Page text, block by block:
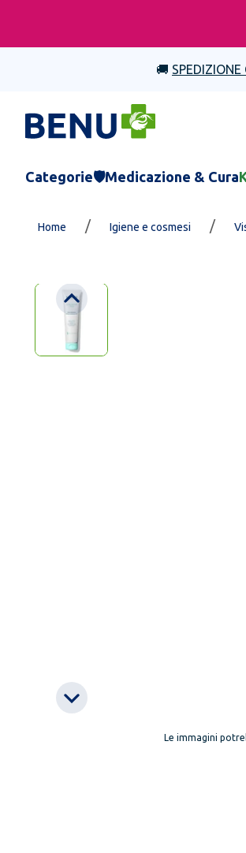
🚚
Categorie🛡️Medicazione & Cura
Home / Igiene e cosmesi /
Le immagini